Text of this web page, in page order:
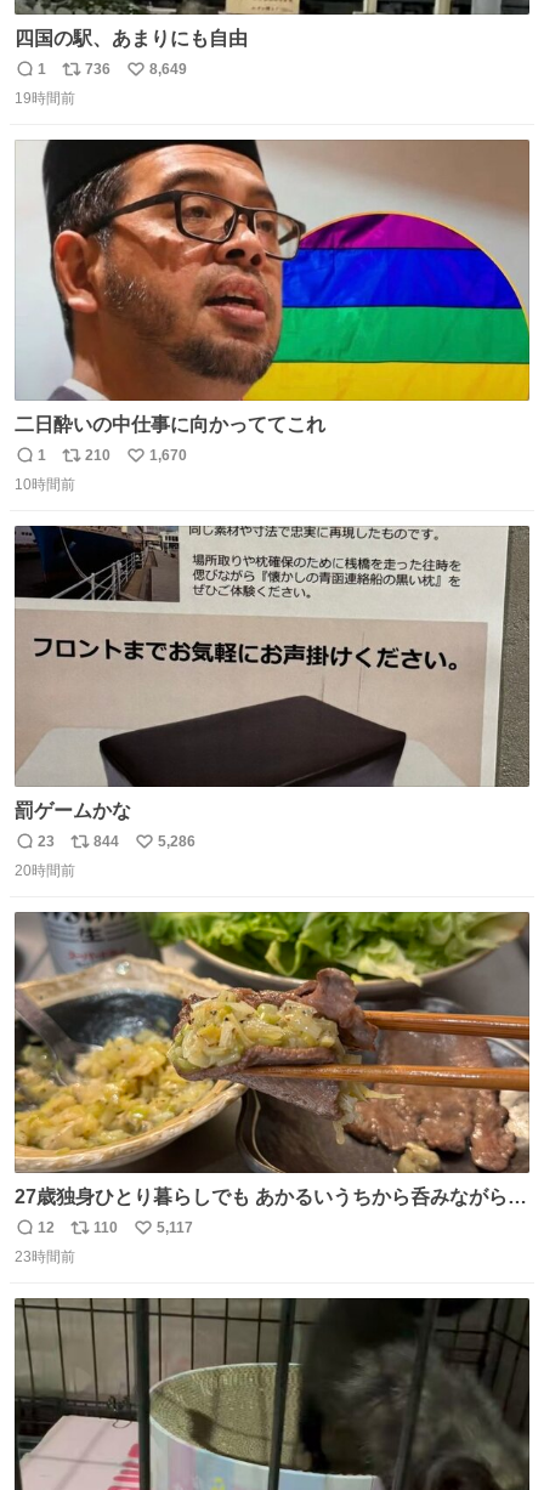
四国の駅、あまりにも自由
返
信
1
リ
ポ
736
い
数
8,649
19時間前
二日酔いの中仕事に向かっててこれ
返
信
1
リ
ポ
ト
数
210
い
数
1,670
10時間前
罰ゲームかな
返
信
23
リ
ポ
ト
数
844
い
数
5,286
20時間前
27歳独身ひとり暮らしでも あかるいうちから呑みながらキ
返
信
12
リ
ポ
ト
110
い
数
5,117
23時間前